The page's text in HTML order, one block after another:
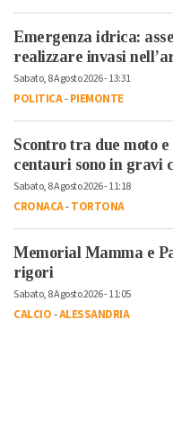
Emergenza idrica:
realizzare invasi
Sabato, 8 Agosto 2026 - 13:31
POLITICA-PIEMONTE
Scontro tra due moto
centauri sono in gravi
Sabato, 8 Agosto 2026 - 11:18
CRONACA-TORTONA
Memorial Mamma e
rigori
Sabato, 8 Agosto 2026 - 11:05
CALCIO-ALESSANDRIA